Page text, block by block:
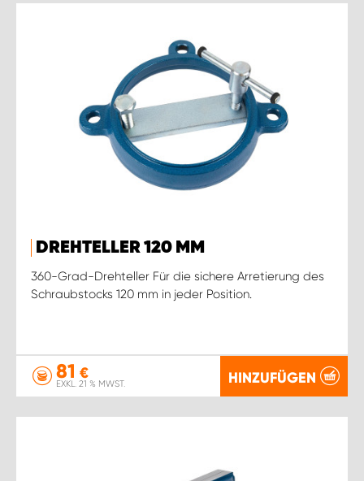
DREHTELLER 120 MM
360-Grad-Drehteller Für die sichere Arretierung des
Schraubstocks 120 mm in jeder Position.
81 €
EXKL. 21 % MWST. HINZUFÜGEN